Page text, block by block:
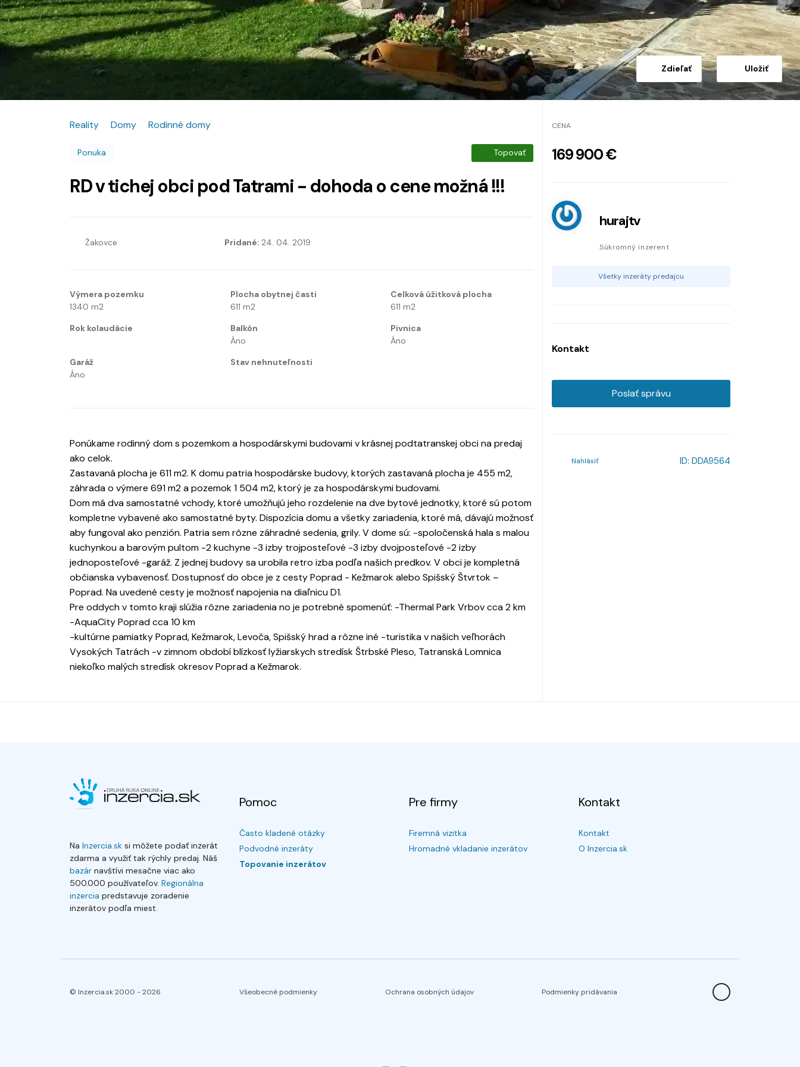
Zdieľať Uložiť
Reality Domy Rodinné domy
Ponuka Topovať
RD v tichej obci pod Tatrami - dohoda o cene možná !!!
Žakovce Pridané: 24. 04. 2019
Výmera pozemku
1340 m2
Plocha obytnej časti
611 m2
Celková úžitková plocha
611 m2
Rok kolaudácie
Balkón
Áno
Pivnica
Áno
Garáž
Áno
Stav nehnuteľnosti
Ponúkame rodinný dom s pozemkom a hospodárskymi budovami v krásnej podtatranskej obci na predaj
ako celok.
Zastavaná plocha je 611 m2. K domu patria hospodárske budovy, ktorých zastavaná plocha je 455 m2,
záhrada o výmere 691 m2 a pozemok 1 504 m2, ktorý je za hospodárskymi budovami.
Dom má dva samostatné vchody, ktoré umožňujú jeho rozdelenie na dve bytové jednotky, ktoré sú potom
kompletne vybavené ako samostatné byty. Dispozícia domu a všetky zariadenia, ktoré má, dávajú možnosť
aby fungoval ako penzión. Patria sem rôzne záhradné sedenia, grily. V dome sú: -spoločenská hala s malou
kuchynkou a barovým pultom -2 kuchyne -3 izby trojposteľové -3 izby dvojposteľové -2 izby
jednoposteľové -garáž. Z jednej budovy sa urobila retro izba podľa našich predkov. V obci je kompletná
občianska vybavenosť. Dostupnosť do obce je z cesty Poprad - Kežmarok alebo Spišský Štvrtok –
Poprad. Na uvedené cesty je možnosť napojenia na diaľnicu D1.
Pre oddych v tomto kraji slúžia rôzne zariadenia no je potrebné spomenúť: -Thermal Park Vrbov cca 2 km
-AquaCity Poprad cca 10 km
-kultúrne pamiatky Poprad, Kežmarok, Levoča, Spišský hrad a rôzne iné -turistika v našich veľhorách
Vysokých Tatrách -v zimnom období blízkosť lyžiarskych stredísk Štrbské Pleso, Tatranská Lomnica
niekoľko malých stredísk okresov Poprad a Kežmarok.
CENA
169 900 €
hurajtv
Súkromný inzerent
Všetky inzeráty predajcu
Kontakt
Poslať správu
Nahlásiť ID: DDA9564
Na Inzercia.sk si môžete podať inzerát
zdarma a využiť tak rýchly predaj. Náš
bazár navštívi mesačne viac ako
500.000 používateľov. Regionálna
inzercia predstavuje zoradenie
inzerátov podľa miest.
Pomoc
Často kladené otázky
Podvodné inzeráty
Topovanie inzerátov
Pre firmy
Firemná vizitka
Hromadné vkladanie inzerátov
Kontakt
Kontakt
O Inzercia.sk
© Inzercia.sk 2000 -2026 Všeobecné podmienky Ochrana osobných údajov Podmienky pridávania